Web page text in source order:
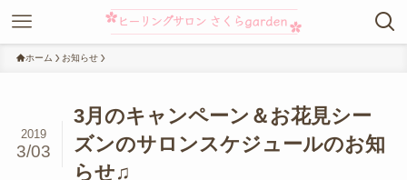
ホーム お知らせ
3月のキャンペーン＆お花見シー
ズンのサロンスケジュールのお知
らせ♫
2019
3/03